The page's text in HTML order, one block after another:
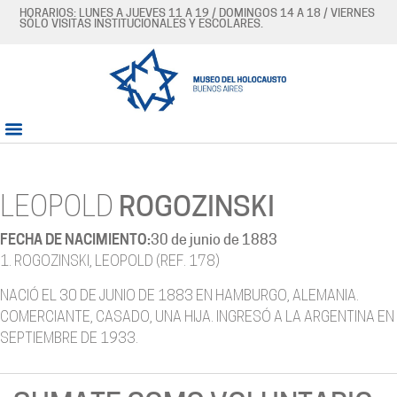
HORARIOS: LUNES A JUEVES 11 A 19 / DOMINGOS 14 A 18 / VIERNES
SÓLO VISITAS INSTITUCIONALES Y ESCOLARES.
LEOPOLD ROGOZINSKI
FECHA DE NACIMIENTO:30 de junio de 1883
1. ROGOZINSKI, LEOPOLD (REF. 178)
NACIÓ EL 30 DE JUNIO DE 1883 EN HAMBURGO, ALEMANIA.
COMERCIANTE, CASADO, UNA HIJA. INGRESÓ A LA ARGENTINA EN
SEPTIEMBRE DE 1933.